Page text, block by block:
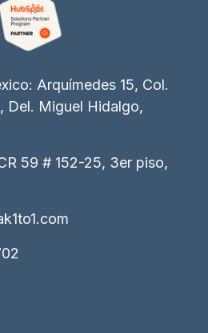
Arquímedes 15, Col.
Del. Miguel Hidalgo,
59 # 152-25, 3er piso,